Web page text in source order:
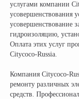
услугами компании
усовершенствования
усовершенствование
гидроизоляцию,
Оплата этих услуг
Citycoco-Russia.
Компания Citycoco-
ремонту различных
средств.
Оплата
КОМПАНИЯ: